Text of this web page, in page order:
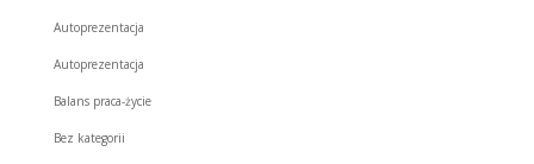
Autoprezentacja
Autoprezentacja
Balans praca-życie
Bez kategorii